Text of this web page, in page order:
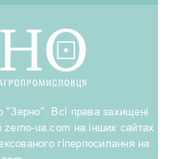
Всі права захищені
zerno-ua.com на інших сайтах
гіперпосилання на